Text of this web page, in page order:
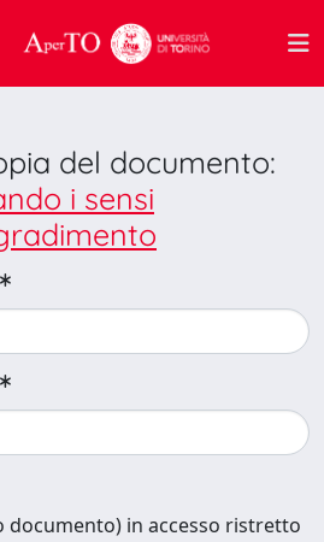
del documento:
i sensi
in accesso ristretto